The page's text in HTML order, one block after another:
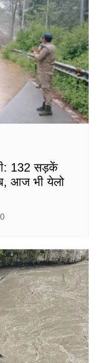
132 सड़कें
आज भी येलो
0